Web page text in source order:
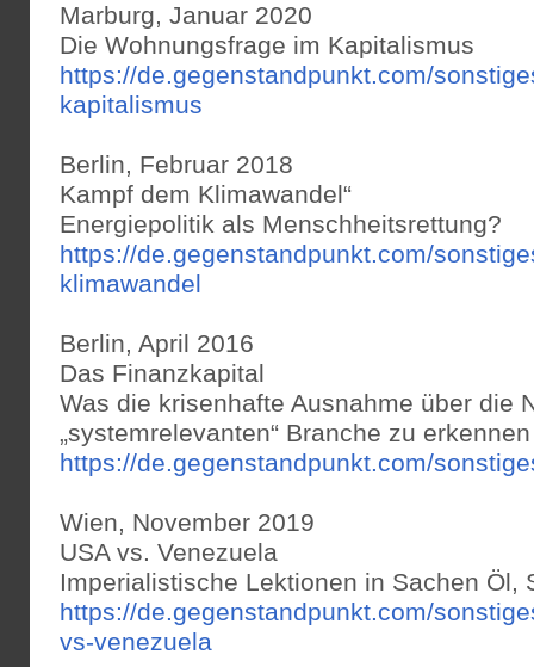
Marburg, Januar 2020
Die Wohnungsfrage im Kapitalismus
https://de.gegenstandpunkt.com/
kapitalismus
Berlin, Februar 2018
Kampf dem Klimawandel“
Energiepolitik als Menschheitsrettung?
https://de.gegenstandpunkt.com/
klimawandel
Berlin, April 2016
Das Finanzkapital
Was die krisenhafte Ausnahme über die
„systemrelevanten“ Branche zu
https://de.gegenstandpunkt.com/
Wien, November 2019
USA vs. Venezuela
Impe­ria­lis­ti­sche Lek­tio­nen in Sachen Öl,
https://de.gegenstandpunkt.com/
vs-venezuela